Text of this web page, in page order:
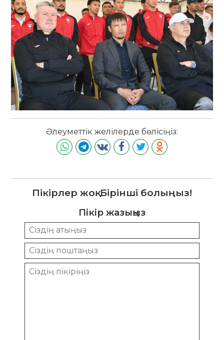
Әлеуметтік желілерде бөлісіңіз:
Пікірлер жоқ. Бірінші болыңыз!
Пікір жазыңыз